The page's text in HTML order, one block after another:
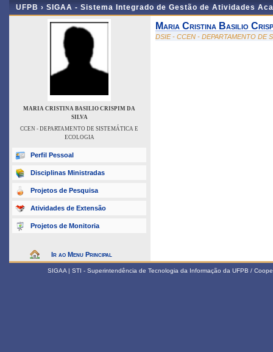
UFPB › SIGAA - Sistema Integrado de Gestão de Atividades
MARIA CRISTINA BASILIO CRISPIM DA
SILVA
CCEN - DEPARTAMENTO DE SISTEMÁTICA E
ECOLOGIA
Perfil Pessoal
Disciplinas Ministradas
Projetos de Pesquisa
Atividades de Extensão
Projetos de Monitoria
Ir ao Menu Principal
Maria Cristina Basilio
DSIE - CCEN - DEPARTAMENTO DE
SIGAA | STI - Superintendência de Tecnologia da Informação da UFPB /